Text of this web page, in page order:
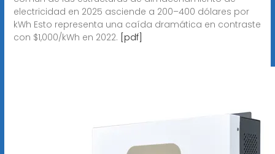
electricidad en 2025 asciende a 200–400 dólares por
kWh Esto representa una caída dramática en contraste
con $1,000/kWh en 2022. [pdf]